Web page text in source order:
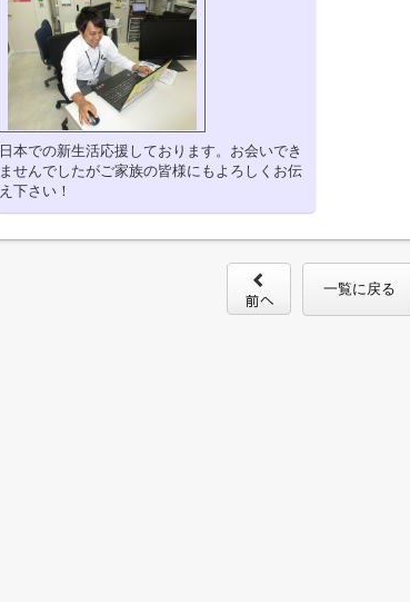
日本での新生活応援しております。お会いでき
ませんでしたがご家族の皆様にもよろしくお伝
え下さい！
一覧に戻る